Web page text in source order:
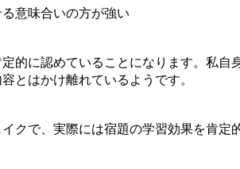
意味合いの方が強い
的に認めていることになります。私
とはかけ離れているようです。
で、実際には宿題の学習効果を肯定